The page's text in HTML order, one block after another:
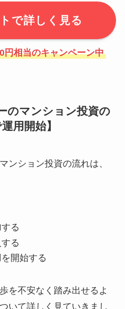
で詳しく見る
円相当のキャンペーン中
のマンション投資の
用開始】
ンション投資の流れは、
る
る
開始する
を不安なく踏み出せるよ
いて詳しく見ていきまし